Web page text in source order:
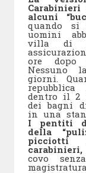
alcuni
quando
uomini
villa di
ore
Nessuno
giorni.
repubblica
dentro il 2
dei bagni
in una
I pentiti di
della
picciotti
carabinieri,
covo